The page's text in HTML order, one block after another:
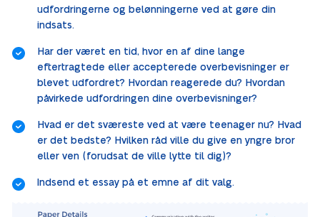
udfordringerne og belønningerne ved at gøre din
indsats.
Har der været en tid, hvor en af dine lange
eftertragtede eller accepterede overbevisninger er
blevet udfordret? Hvordan reagerede du? Hvordan
påvirkede udfordringen dine overbevisninger?
Hvad er det sværeste ved at være teenager nu? Hvad
er det bedste? Hvilken råd ville du give en yngre bror
eller ven (forudsat de ville lytte til dig)?
Indsend et essay på et emne af dit valg.